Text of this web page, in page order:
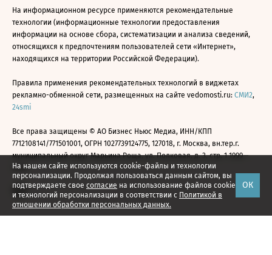
На нашем сайте используются cookie-файлы и технологии
персонализации. Продолжая пользоваться данным сайтом, вы
подтверждаете свое согласие на использование файлов cookie
и технологий персонализации в соответствии с Политикой в
отношении обработки персональных данных.
ОК
На информационном ресурсе применяются рекомендательные
технологии (информационные технологии предоставления
информации на основе сбора, систематизации и анализа сведений,
относящихся к предпочтениям пользователей сети «Интернет»,
находящихся на территории Российской Федерации).
Правила применения рекомендательных технологий в виджетах
рекламно-обменной сети, размещенных на сайте vedomosti.ru: СМИ2,
24smi
Все права защищены © АО Бизнес Ньюс Медиа, ИНН/КПП
7712108141/771501001, ОГРН 1027739124775, 127018, г. Москва, вн.тер.г.
муниципальный округ Марьина Роща, ул. Полковая, д. 3, стр. 1 1999—
2026